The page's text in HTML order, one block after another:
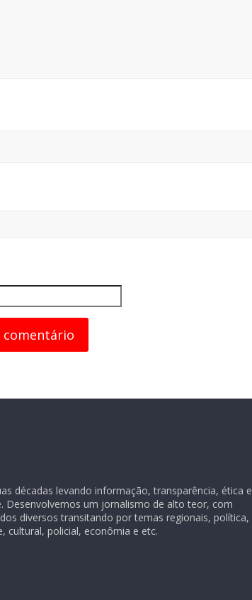
décadas levando informação, transparência, ética e
Desenvolvemos um jornalismo de alto teor, com
diversos transitando por temas regionais, política,
cultural, policial, econômia e etc.